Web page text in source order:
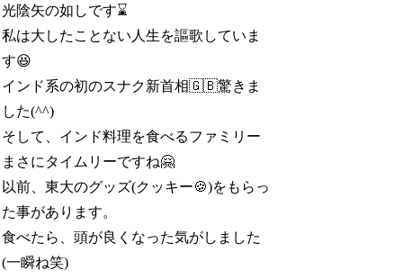
光陰矢の如しです⌛
私は大したことない人生を謳歌していま
す😆
インド系の初のスナク新首相🇬🇧驚きま
した(^^)
そして、インド料理を食べるファミリー
まさにタイムリーですね🤗
以前、東大のグッズ(クッキー🍪)をもらっ
た事があります。
食べたら、頭が良くなった気がしました
(一瞬ね笑)